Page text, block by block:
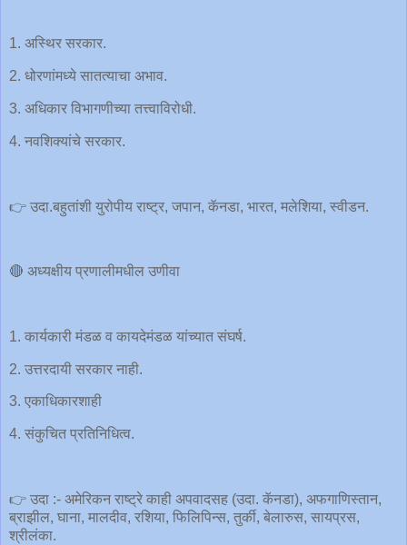
1. अस्थिर सरकार.
2. धोरणांमध्ये सातत्याचा अभाव.
3. अधिकार विभागणीच्या तत्त्वाविरोधी.
4. नवशिक्यांचे सरकार.
👉 उदा.बहुतांशी युरोपीय राष्ट्र, जपान, कॅनडा, भारत, मलेशिया, स्वीडन.
🔴 अध्यक्षीय प्रणालीमधील उणीवा
1. कार्यकारी मंडळ व कायदेमंडळ यांच्यात संघर्ष.
2. उत्तरदायी सरकार नाही.
3. एकाधिकारशाही
4. संकुचित प्रतिनिधित्व.
👉 उदा :- अमेरिकन राष्ट्रे काही अपवादसह (उदा. कॅनडा), अफगाणिस्तान,
ब्राझील, घाना, मालदीव, रशिया, फिलिपिन्स, तुर्की, बेलारुस, सायप्रस,
श्रीलंका.